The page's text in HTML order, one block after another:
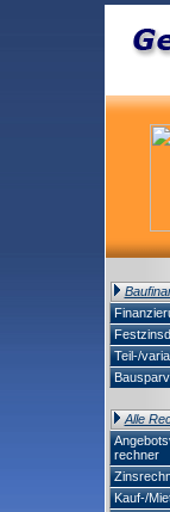
Teil-/
Alle
rechner
Kauf-/